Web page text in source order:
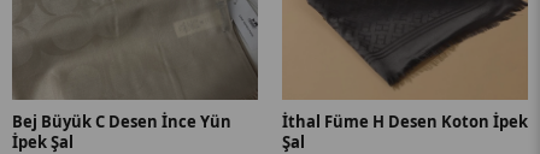
Bej Büyük C Desen İnce Yün
İpek Şal
İthal Füme H Desen Koton İpek
Şal